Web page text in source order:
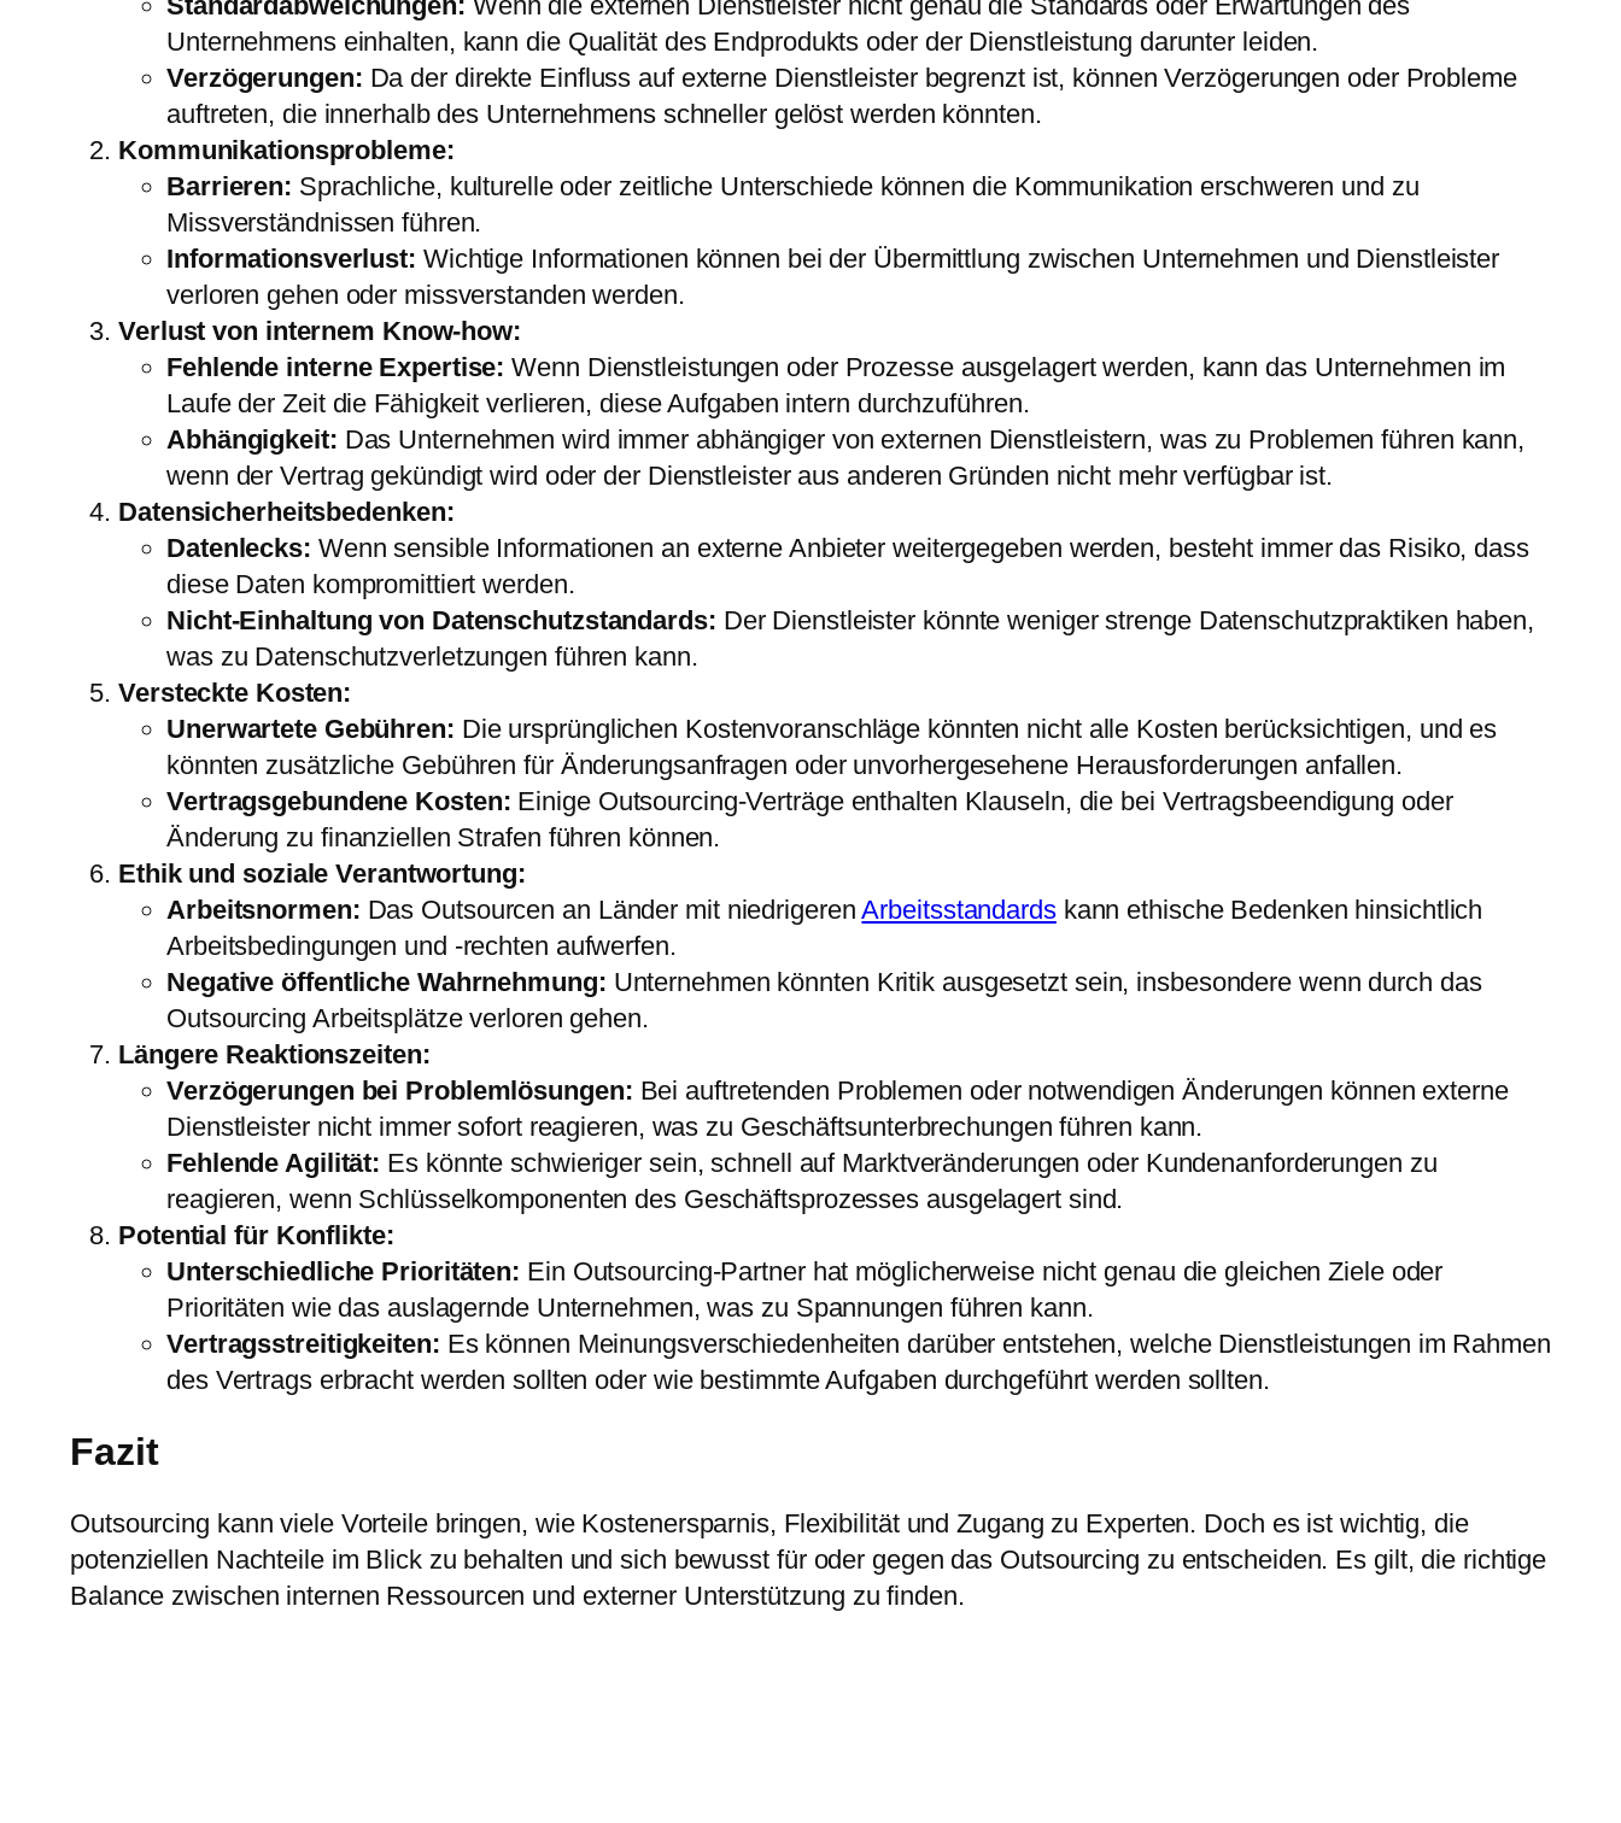
Unternehmens einhalten, kann die Qualität des Endprodukts oder der Dienstleistung darunter leiden.
Verzögerungen: Da der direkte Einfluss auf externe Dienstleister begrenzt ist, können Verzögerungen oder Probleme
auftreten, die innerhalb des Unternehmens schneller gelöst werden könnten.
Kommunikationsprobleme:
Barrieren: Sprachliche, kulturelle oder zeitliche Unterschiede können die Kommunikation erschweren und zu
Missverständnissen führen.
Informationsverlust: Wichtige Informationen können bei der Übermittlung zwischen Unternehmen und Dienstleister
verloren gehen oder missverstanden werden.
Verlust von internem Know-how:
Fehlende interne Expertise: Wenn Dienstleistungen oder Prozesse ausgelagert werden, kann das Unternehmen im
Laufe der Zeit die Fähigkeit verlieren, diese Aufgaben intern durchzuführen.
Abhängigkeit: Das Unternehmen wird immer abhängiger von externen Dienstleistern, was zu Problemen führen kann,
wenn der Vertrag gekündigt wird oder der Dienstleister aus anderen Gründen nicht mehr verfügbar ist.
Datensicherheitsbedenken:
Datenlecks: Wenn sensible Informationen an externe Anbieter weitergegeben werden, besteht immer das Risiko, dass
diese Daten kompromittiert werden.
Nicht-Einhaltung von Datenschutzstandards: Der Dienstleister könnte weniger strenge Datenschutzpraktiken haben,
was zu Datenschutzverletzungen führen kann.
Versteckte Kosten:
Unerwartete Gebühren: Die ursprünglichen Kostenvoranschläge könnten nicht alle Kosten berücksichtigen, und es
könnten zusätzliche Gebühren für Änderungsanfragen oder unvorhergesehene Herausforderungen anfallen.
Vertragsgebundene Kosten: Einige Outsourcing-Verträge enthalten Klauseln, die bei Vertragsbeendigung oder
Änderung zu finanziellen Strafen führen können.
Ethik und soziale Verantwortung:
Arbeitsnormen: Das Outsourcen an Länder mit niedrigerenArbeitsstandardskann ethische Bedenken hinsichtlich
Arbeitsbedingungen und -rechten aufwerfen.
Negative öffentliche Wahrnehmung: Unternehmen könnten Kritik ausgesetzt sein, insbesondere wenn durch das
Outsourcing Arbeitsplätze verloren gehen.
Längere Reaktionszeiten:
Verzögerungen bei Problemlösungen: Bei auftretenden Problemen oder notwendigen Änderungen können externe
Dienstleister nicht immer sofort reagieren, was zu Geschäftsunterbrechungen führen kann.
Fehlende Agilität: Es könnte schwieriger sein, schnell auf Marktveränderungen oder Kundenanforderungen zu
reagieren, wenn Schlüsselkomponenten des Geschäftsprozesses ausgelagert sind.
Potential für Konflikte:
Unterschiedliche Prioritäten: Ein Outsourcing-Partner hat möglicherweise nicht genau die gleichen Ziele oder
Prioritäten wie das auslagernde Unternehmen, was zu Spannungen führen kann.
Vertragsstreitigkeiten: Es können Meinungsverschiedenheiten darüber entstehen, welche Dienstleistungen im Rahmen
des Vertrags erbracht werden sollten oder wie bestimmte Aufgaben durchgeführt werden sollten.
Fazit
Outsourcing kann viele Vorteile bringen, wie Kostenersparnis, Flexibilität und Zugang zu Experten. Doch es ist wichtig, die
potenziellen Nachteile im Blick zu behalten und sich bewusst für oder gegen das Outsourcing zu entscheiden. Es gilt, die richtige
Balance zwischen internen Ressourcen und externer Unterstützung zu finden.